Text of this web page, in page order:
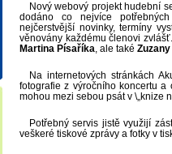
Nový webový projekt hudební
dodáno co nejvíce
nejčerstvější novinky, termíny
věnovány každému členovi
Martina Písaříka , ale také
Na internetových stránkách
fotografie z výročního koncertu a
mohou mezi sebou psát v \„knize
Potřebný servis jistě využijí
veškeré tiskové zprávy a fotky v